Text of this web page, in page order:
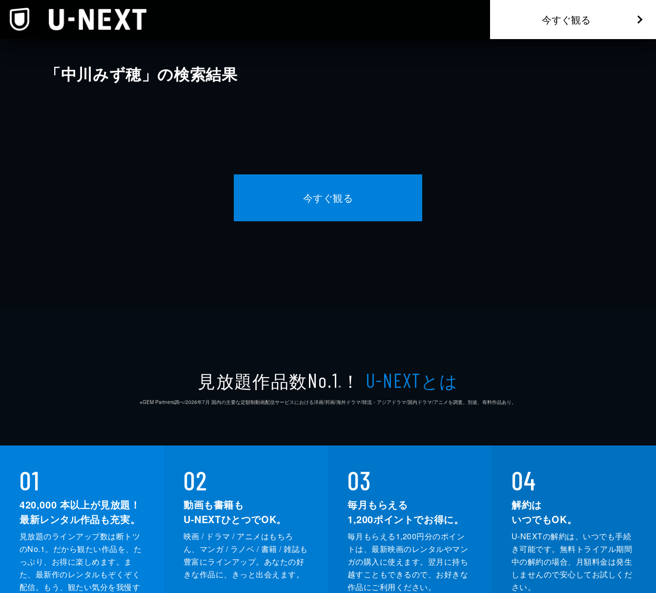
今すぐ観る
「中川みず穂」の検索結果
今すぐ観る
見放題作品数No.1 ※ ！ U-NEXTとは
※GEM Partners調べ/2026年7⽉ 国内の主要な定額制動画配信サービスにおける洋画/邦画/海外ドラマ/韓流・アジアドラマ/国内ドラマ/アニメを調査。別途、有料作品あり。
01
420,000 本以上が見放題！
最新レンタル作品も充実。
見放題のラインアップ数は断トツ
のNo.1。だから観たい作品を、た
っぷり、お得に楽しめます。ま
た、最新作のレンタルもぞくぞく
配信。もう、観たい気分を我慢す
02
動画も書籍も
U-NEXTひとつでOK。
映画 / ドラマ / アニメはもちろ
ん、マンガ / ラノベ / 書籍 / 雑誌も
豊富にラインアップ。あなたの好
きな作品に、きっと出会えます。
03
毎月もらえる
1,200ポイントでお得に。
毎月もらえる1,200円分のポイン
トは、最新映画のレンタルやマン
ガの購入に使えます。翌月に持ち
越すこともできるので、お好きな
作品にご利用ください。
04
解約は
いつでもOK。
U-NEXTの解約は、いつでも手続
き可能です。無料トライアル期間
中の解約の場合、月額料金は発生
しませんので安心してお試しくだ
さい。